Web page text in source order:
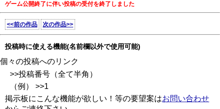
ゲーム公開終了に伴い投稿の受付を終了しました
<<前の作品 次の作品>>
投稿時に使える機能(名前欄以外で使用可能)
個々の投稿へのリンク
>>投稿番号（全て半角）
（例） >>1
掲示板にこんな機能が欲しい！等の要望案はお問い合わせ